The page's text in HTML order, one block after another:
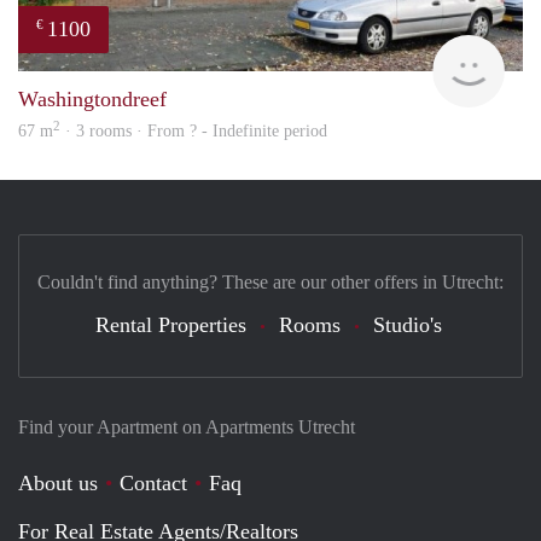
€ 1100
rent
Washingtondreef
67 m2 · 3 rooms · From ? - Indefinite period
Find your Apartment on Apartments Utrecht
About us Contact
Faq
For Real Estate Agents/Realtors
Couldn't find anything? These are our other offers in Utrecht:
Rental Properties Rooms Studio's